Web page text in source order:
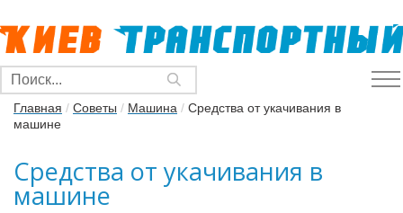
Главная / Советы / Машина / Средства от укачивания в
машине
Средства от укачивания в
машине